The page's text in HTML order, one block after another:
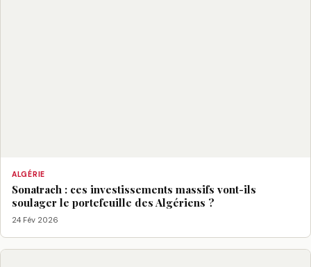
ALGÉRIE
Sonatrach : ces investissements massifs vont-ils
soulager le portefeuille des Algériens ?
24 Fév 2026